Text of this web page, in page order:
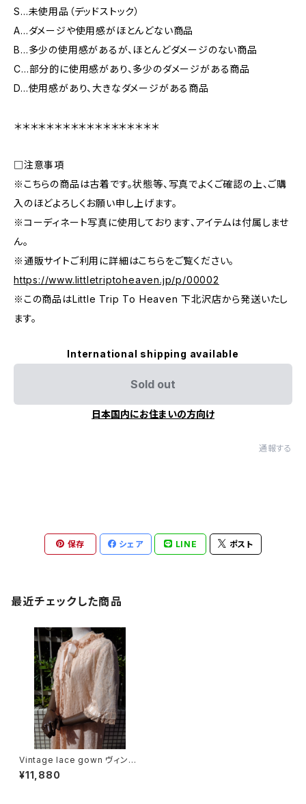
S…未使用品（デッドストック）
A…ダメージや使用感がほとんどない商品
B…多少の使用感があるが、ほとんどダメージのない商品
C…部分的に使用感があり、多少のダメージがある商品
D…使用感があり、大きなダメージがある商品
＊＊＊＊＊＊＊＊＊＊＊＊＊＊＊＊＊＊
□注意事項
※こちらの商品は古着です。状態等、写真でよくご確認の上、ご購
入のほどよろしくお願い申し上げます。
※コーディネート写真に使用しております、アイテムは付属しませ
ん。
※通販サイトご利用に詳細はこちらをご覧ください。
https://www.littletriptoheaven.jp/p/00002
※この商品はLittle Trip To Heaven 下北沢店から発送いたし
ます。
International shipping available
Sold out
日本国内にお住まいの方向け
通報する
保存 シェア LINE ポスト
最近チェックした商品
Vintage lace gown ヴィンテ
ージレースガウン
¥11,880